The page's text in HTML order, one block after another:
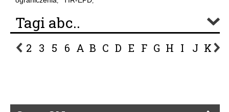
Tagi abc..
2 3 5 6 A B C D E F G H I J K L